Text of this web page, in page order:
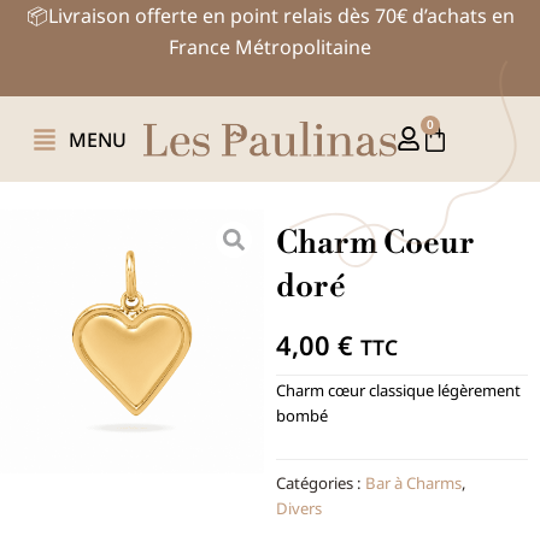
Aller📦Livraison offerte en point relais dès 70€ d’achats en
France Métropolitaine
MENU
0
Panier
Charm Coeur
doré
4,00 € TTC
Charm cœur classique légèrement
bombé
Catégories : Bar à Charms,
Divers